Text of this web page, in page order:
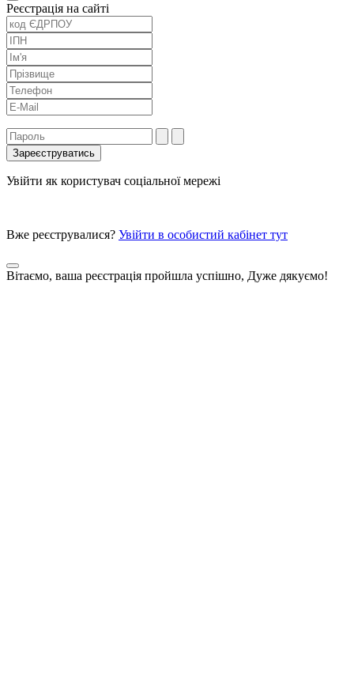
Реєстрація на сайті
Увійти як користувач соціальної мережі
Вже реєструвалися? Увійти в особистий кабінет тут
Вітаємо, ваша реєстрація пройшла успішно, Дуже дякуємо!